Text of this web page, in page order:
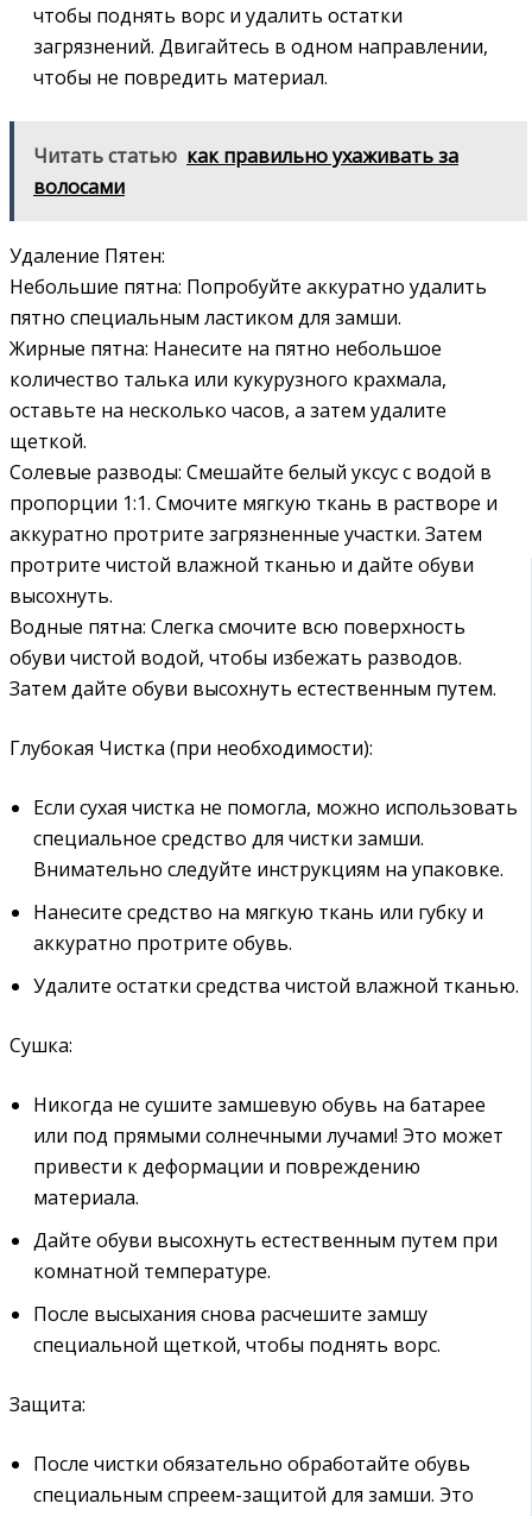
чтобы поднять ворс и удалить остатки
загрязнений. Двигайтесь в одном направлении,
чтобы не повредить материал.
Читать статью как правильно ухаживать за
волосами
Удаление Пятен:
Небольшие пятна: Попробуйте аккуратно удалить
пятно специальным ластиком для замши.
Жирные пятна: Нанесите на пятно небольшое
количество талька или кукурузного крахмала,
оставьте на несколько часов, а затем удалите
щеткой.
Солевые разводы: Смешайте белый уксус с водой в
пропорции 1:1. Смочите мягкую ткань в растворе и
аккуратно протрите загрязненные участки. Затем
протрите чистой влажной тканью и дайте обуви
высохнуть.
Водные пятна: Слегка смочите всю поверхность
обуви чистой водой, чтобы избежать разводов.
Затем дайте обуви высохнуть естественным путем.
Глубокая Чистка (при необходимости):
Если сухая чистка не помогла, можно использовать
специальное средство для чистки замши.
Внимательно следуйте инструкциям на упаковке.
Нанесите средство на мягкую ткань или губку и
аккуратно протрите обувь.
Удалите остатки средства чистой влажной тканью.
Сушка:
Никогда не сушите замшевую обувь на батарее
или под прямыми солнечными лучами! Это может
привести к деформации и повреждению
материала.
Дайте обуви высохнуть естественным путем при
комнатной температуре.
После высыхания снова расчешите замшу
специальной щеткой, чтобы поднять ворс.
Защита:
После чистки обязательно обработайте обувь
специальным спреем-защитой для замши. Это